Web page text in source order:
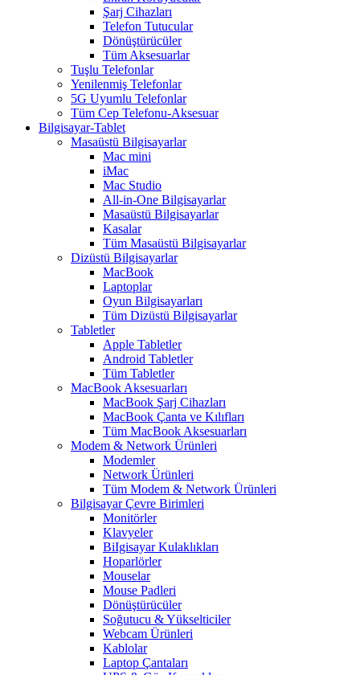
Şarj Cihazları
Telefon Tutucular
Dönüştürücüler
Tüm Aksesuarlar
Tuşlu Telefonlar
Yenilenmiş Telefonlar
5G Uyumlu Telefonlar
Tüm Cep Telefonu-Aksesuar
Bilgisayar-Tablet
Masaüstü Bilgisayarlar
Mac mini
iMac
Mac Studio
All-in-One Bilgisayarlar
Masaüstü Bilgisayarlar
Kasalar
Tüm Masaüstü Bilgisayarlar
Dizüstü Bilgisayarlar
MacBook
Laptoplar
Oyun Bilgisayarları
Tüm Dizüstü Bilgisayarlar
Tabletler
Apple Tabletler
Android Tabletler
Tüm Tabletler
MacBook Aksesuarları
MacBook Şarj Cihazları
MacBook Çanta ve Kılıfları
Tüm MacBook Aksesuarları
Modem & Network Ürünleri
Modemler
Network Ürünleri
Tüm Modem & Network Ürünleri
Bilgisayar Çevre Birimleri
Monitörler
Klavyeler
BiIgisayar Kulaklıkları
Hoparlörler
Mouselar
Mouse Padleri
Dönüştürücüler
Soğutucu & Yükselticiler
Webcam Ürünleri
Kablolar
Laptop Çantaları